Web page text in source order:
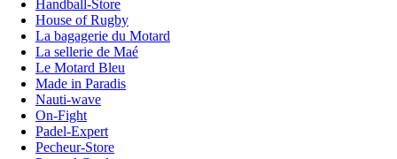
Handball-Store
House of Rugby
La bagagerie du Motard
La sellerie de Maé
Le Motard Bleu
Made in Paradis
Nauti-wave
On-Fight
Padel-Expert
Pecheur-Store